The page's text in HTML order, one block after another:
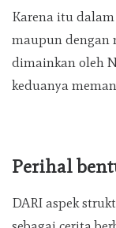
Karena itu dalam
maupun dengan
dimainkan oleh
keduanya
Perihal
DARI aspek